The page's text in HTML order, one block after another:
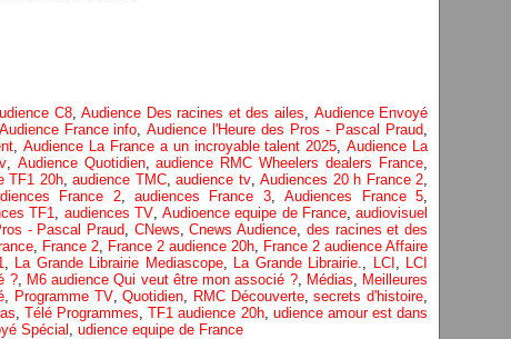
C8,Audience Des racines et des ailes
Audience Envoyé
Audience France info ,Audience l'Heure des Pros - Pascal Praud
,Audience La France a un incroyable talent 2025 ,Audience La
, Audience Quotidien,audience RMC Wheelers dealers France
TF1 20h,audience TMC,audience tv,Audiences 20 h France 2
France 2, audiences France 3,Audiences France 5
TF1 audiences TV, Audioence equipe de France, audiovisuel
- Pascal Praud CNews ,Cnews Audience des racines et des
France 2 France 2 audience 20h
France 2 audience Affaire
La Grande Librairie Mediascope, La Grande Librairie. LCI
LCI
?, M6 audience Qui veut être mon associé ?, Médias
Meilleures
Programme TV,Quotidien RMC Découverte,secrets d'histoire
Télé Programmes ,TF1 audience 20h, udience amour est dans
Spécial
udience equipe de France